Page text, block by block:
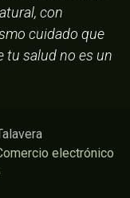
con
cuidado que
tu salud no es un
electrónico